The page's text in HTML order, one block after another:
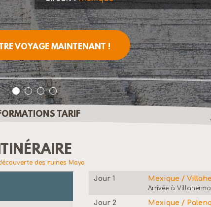
VOYAGE MAINTENANT !
TARIF
des ruines Maya
Jour 1 Mexique /
Arrivée à
Jour 2 Mexique /